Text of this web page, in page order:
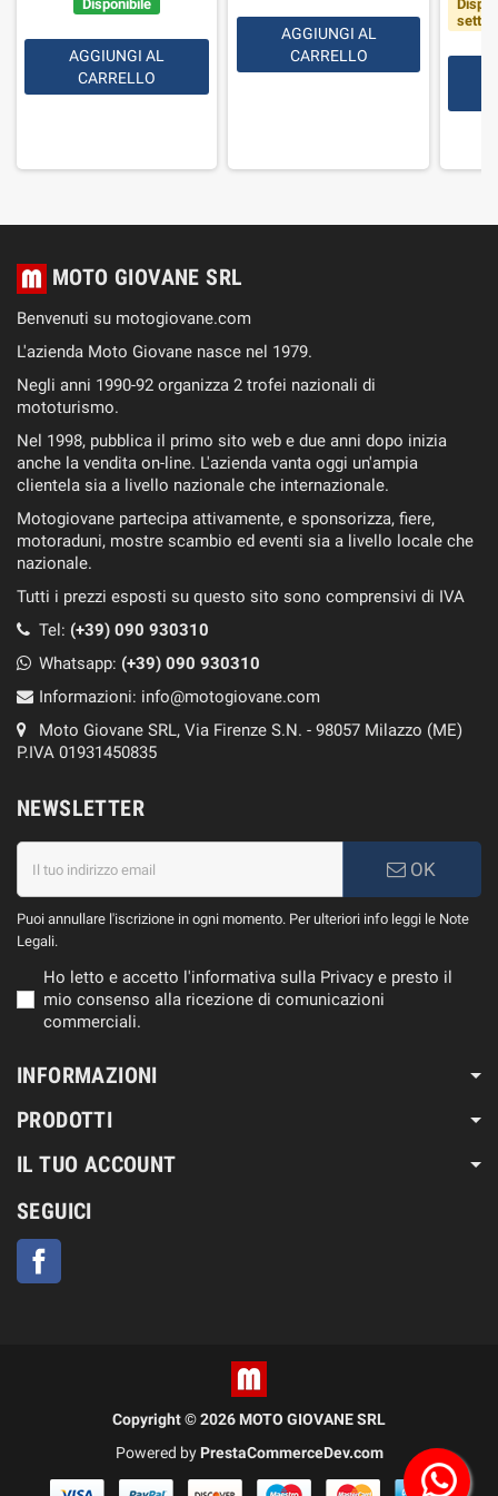
Disponibile
AGGIUNGI AL
CARRELLO
AGGIUNGI AL
CARRELLO
MOTO GIOVANE SRL
Benvenuti su motogiovane.com
L'azienda Moto Giovane nasce nel 1979.
Negli anni 1990-92 organizza 2 trofei nazionali di
mototurismo.
Nel 1998, pubblica il primo sito web e due anni dopo inizia
anche la vendita on-line. L'azienda vanta oggi un'ampia
clientela sia a livello nazionale che internazionale.
Motogiovane partecipa attivamente, e sponsorizza, fiere,
motoraduni, mostre scambio ed eventi sia a livello locale che
nazionale.
Tutti i prezzi esposti su questo sito sono comprensivi di IVA
Tel: (+39) 090 930310
Whatsapp: (+39) 090 930310
Informazioni: info@motogiovane.com
Moto Giovane SRL, Via Firenze S.N. - 98057 Milazzo (ME)
P.IVA 01931450835
NEWSLETTER
OK
Puoi annullare l'iscrizione in ogni momento. Per ulteriori info leggi le Note
Legali.
Ho letto e accetto l'informativa sulla Privacy e presto il
mio consenso alla ricezione di comunicazioni
commerciali.
INFORMAZIONI
PRODOTTI
IL TUO ACCOUNT
SEGUICI
Copyright © 2026 MOTO GIOVANE SRL
Powered by PrestaCommerceDev.com